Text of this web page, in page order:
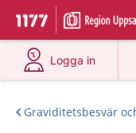
Till startsidan för
Du har valt
Logga in
på 1177.se
Graviditetsbesvär